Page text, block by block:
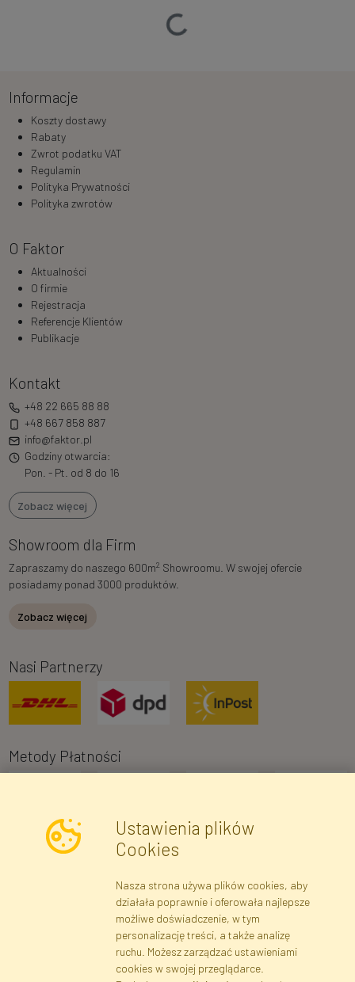
Ładowanie…
Informacje
Koszty dostawy
Rabaty
Zwrot podatku VAT
Regulamin
Polityka Prywatności
Polityka zwrotów
O Faktor
Aktualności
O firmie
Rejestracja
Referencje Klientów
Publikacje
Kontakt
+48 22 665 88 88
+48 667 858 887
info@faktor.pl
Godziny otwarcia:
Pon. - Pt. od 8 do 16
Zobacz więcej
Showroom dla Firm
Zapraszamy do naszego 600m2 Showroomu. W swojej ofercie
posiadamy ponad 3000 produktów.
Zobacz więcej
Nasi Partnerzy
Metody Płatności
Zapisz się
Ustawienia plików
Cookies
Nasza strona używa plików cookies, aby
działała poprawnie i oferowała najlepsze
możliwe doświadczenie, w tym
personalizację treści, a także analizę
ruchu. Możesz zarządzać ustawieniami
cookies w swojej przeglądarce.